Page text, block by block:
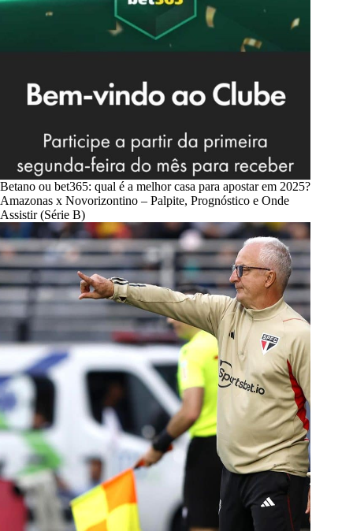
Betano ou bet365: qual é a melhor casa para apostar em 2025?
Amazonas x Novorizontino – Palpite, Prognóstico e Onde
Assistir (Série B)